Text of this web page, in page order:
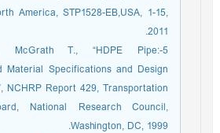
America, STP1528-EB,USA, 1-15,
2011.
McGrath T., “HDPE Pipe:
Material Specifications and Design
NCHRP Report 429, Transportation
National Research Council,
Washington, DC, 1999.